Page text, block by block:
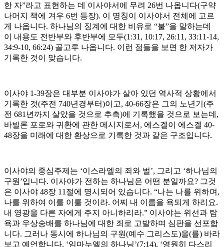
한 자”라고 표현하는 데 이사야서에 무려 26번 나옵니다(구약
나머지 책에 겨우 6번 등장). 이 명칭이 이사야서 전체에 고르
게 나옵니다. 하나님의 징계에 대한 비유로 “불”을 말하는데
이 내용도 전반부와 후반부에 모두(1:31, 10:17, 26:11, 33:11-14,
34:9-10, 66:24) 골고루 나옵니다. 이런 점들을 보면 한 저자가
기록한 것이 맞습니다.
이사야 1-39장은 대부분 이사야가 살아 있던 역사적 상황에서
기록한 것(주전 740년경부터)이고, 40-66장은 그의 노년기(주
전 681년까지 살았을 것으로 추측)에 기록했을 것으로 보는데,
바빌론 포로와 귀환에 관한 메시지로서, 에스겔이 에스겔 40-
48장을 미래에 대한 환상으로 기록한 것과 같은 구조입니다.
이사야의 중심주제는 ‘이스라엘의 죄와 벌’, 그리고 ‘하나님의
구원’입니다. 이사야가 전하는 하나님은 어떤 분일까요? 그것
은 이사야 48장 11절에 명시되어 있습니다. “나는 나를 위하며,
나를 위하여 이를 이룰 것이라. 어찌 내 이름을 욕되게 하리요.
내 영광을 다른 자에게 주지 아니하리라.” 이사야는 위선과 탐
욕과 우상숭배를 하나님에 대한 죄로 고발하며 심판을 선포합
니다. 그러나 동시에 하나님의 구원(예수 그리스도)을(를) 바라
보고 예언합니다. ‘임마누엘의 하나님’(7:14), ‘영원히 다스리